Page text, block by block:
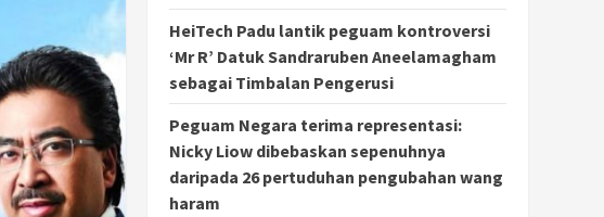
HeiTech Padu lantik peguam kontroversi
‘Mr R’ Datuk Sandraruben Aneelamagham
sebagai Timbalan Pengerusi
Peguam Negara terima representasi:
Nicky Liow dibebaskan sepenuhnya
daripada 26 pertuduhan pengubahan wang
haram